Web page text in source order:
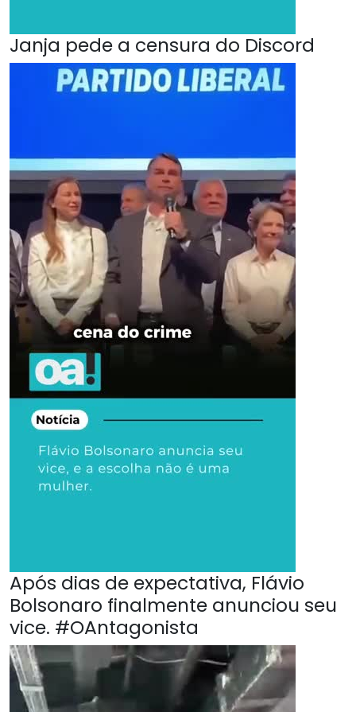
Janja pede a censura do Discord
Após dias de expectativa, Flávio
Bolsonaro finalmente anunciou seu
vice. #OAntagonista